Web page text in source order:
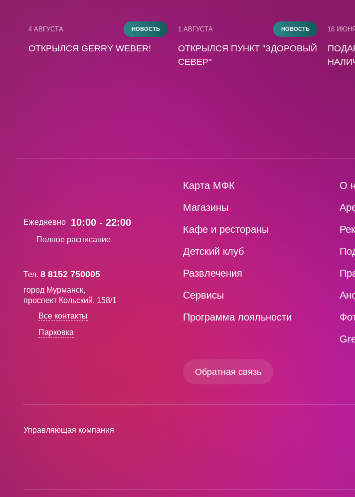
4 АВГУСТА НОВОСТЬ
ОТКРЫЛСЯ GERRY WEBER!
1 АВГУСТА НОВОСТЬ
ОТКРЫЛСЯ ПУНКТ "ЗДОРОВЫЙ
СЕВЕР"
16 ИЮНЯ
Ежедневно 10:00 - 22:00
Полное расписание
Тел. 8 8152 750005
город Мурманск,
проспект Кольский, 158/1
Все контакты
Парковка
Карта МФК
Магазины
Кафе и рестораны
Детский клуб
Развлечения
Сервисы
Программа лояльности
О
Обратная связь
Управляющая компания